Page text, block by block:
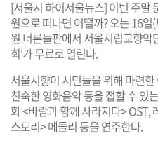
[서울시 하이서울뉴스] 이번 주말
원으로 떠나면 어떨까? 오는 16
원 너른들판에서 서울시립교향
회'가 무료로 열린다.
서울시향이 시민들을 위해 마련
친숙한 영화음악 등을 접할 수 있
화 <바람과 함께 사라지다> OST,
스토리> 메들리 등을 연주한다.